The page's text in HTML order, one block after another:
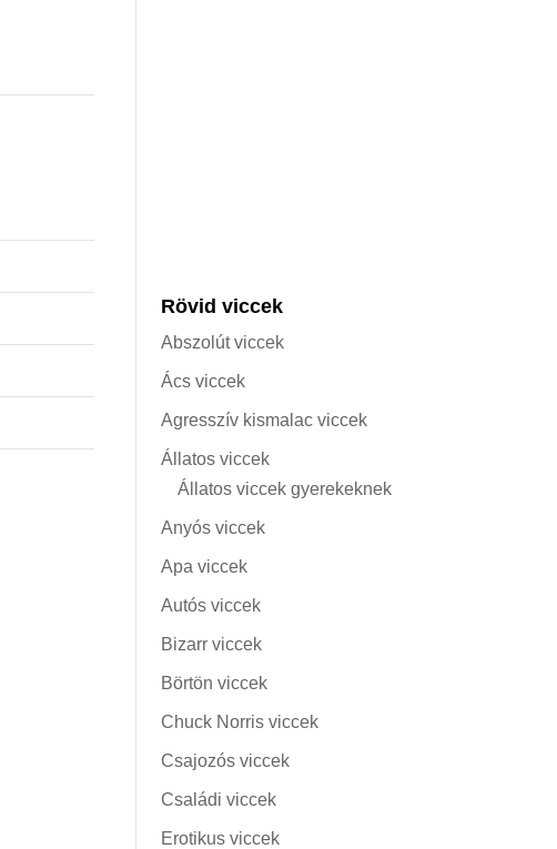
Rövid viccek
Abszolút viccek
Ács viccek
Agresszív kismalac viccek
Állatos viccek
Állatos viccek gyerekeknek
Anyós viccek
Apa viccek
Autós viccek
Bizarr viccek
Börtön viccek
Chuck Norris viccek
Csajozós viccek
Családi viccek
Erotikus viccek